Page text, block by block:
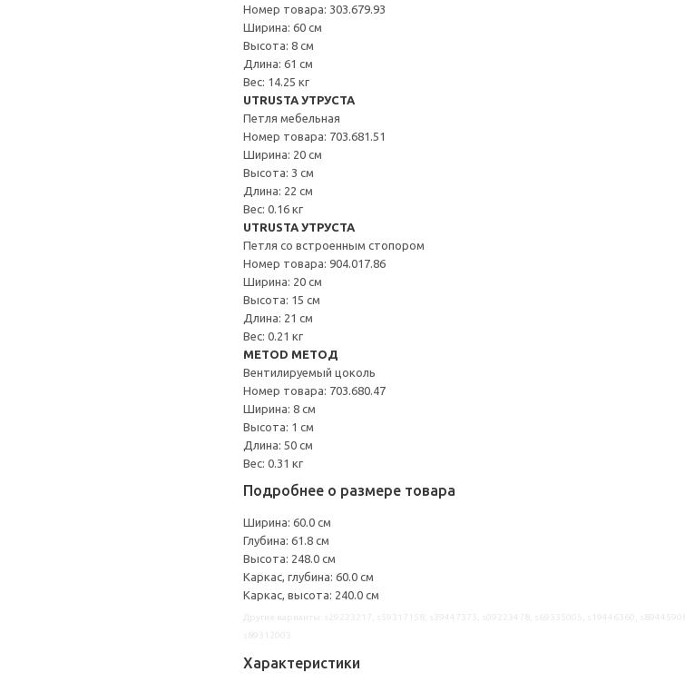
Номер товара: 303.679.93
Ширина: 60 см
Высота: 8 см
Длина: 61 см
Вес: 14.25 кг
UTRUSTA УТРУСТА
Петля мебельная
Номер товара: 703.681.51
Ширина: 20 см
Высота: 3 см
Длина: 22 см
Вес: 0.16 кг
UTRUSTA УТРУСТА
Петля со встроенным стопором
Номер товара: 904.017.86
Ширина: 20 см
Высота: 15 см
Длина: 21 см
Вес: 0.21 кг
METOD МЕТОД
Вентилируемый цоколь
Номер товара: 703.680.47
Ширина: 8 см
Высота: 1 см
Длина: 50 см
Вес: 0.31 кг
Подробнее о размере товара
Ширина: 60.0 см
Глубина: 61.8 см
Высота: 248.0 см
Каркас, глубина: 60.0 см
Каркас, высота: 240.0 см
Характеристики